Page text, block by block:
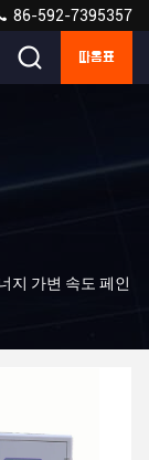
86-592-7395357
따옴표
지 가변 속도 페인